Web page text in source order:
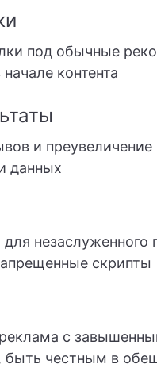
под обычные
контента
и преувеличение
данных
незаслуженного
скрипты
с
быть честным в